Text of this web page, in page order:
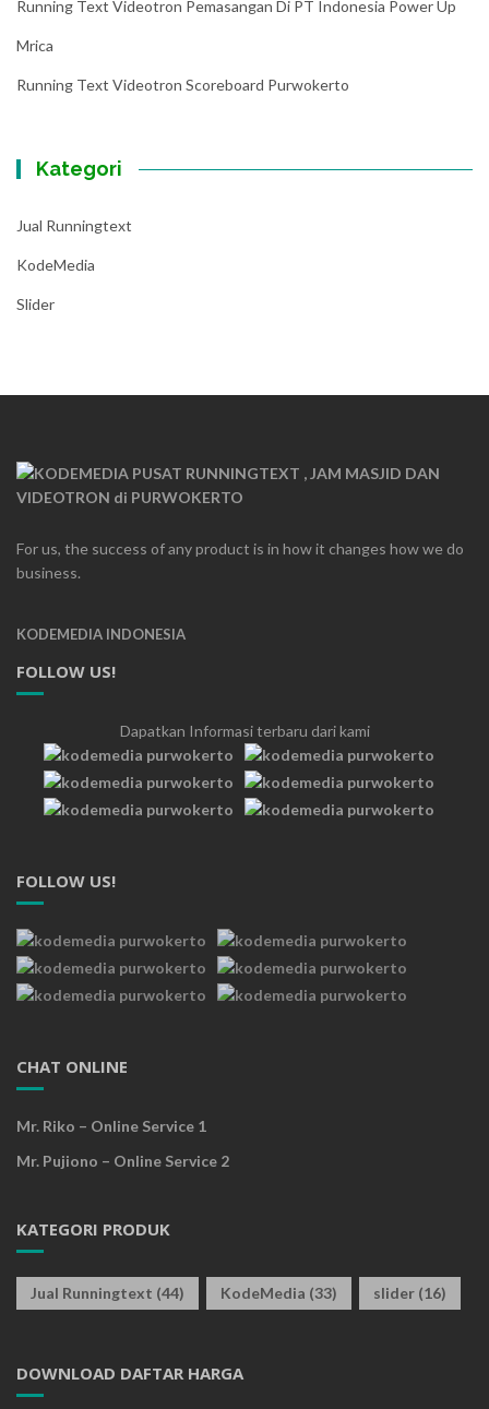
Running Text Videotron Pemasangan Di PT Indonesia Power Up
Mrica
Running Text Videotron Scoreboard Purwokerto
Kategori
Jual Runningtext
KodeMedia
Slider
For us, the success of any product is in how it changes how we do
business.
KODEMEDIA INDONESIA
FOLLOW US!
Dapatkan Informasi terbaru dari kami
FOLLOW US!
CHAT ONLINE
Mr. Riko – Online Service 1
Mr. Pujiono – Online Service 2
KATEGORI PRODUK
Jual Runningtext (44) KodeMedia (33) slider (16)
DOWNLOAD DAFTAR HARGA